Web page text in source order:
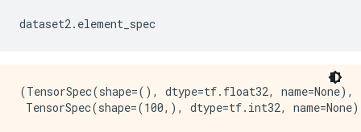
dataset2. element_spec
(TensorSpec(shape=(), dtype=tf.float32, name=None),